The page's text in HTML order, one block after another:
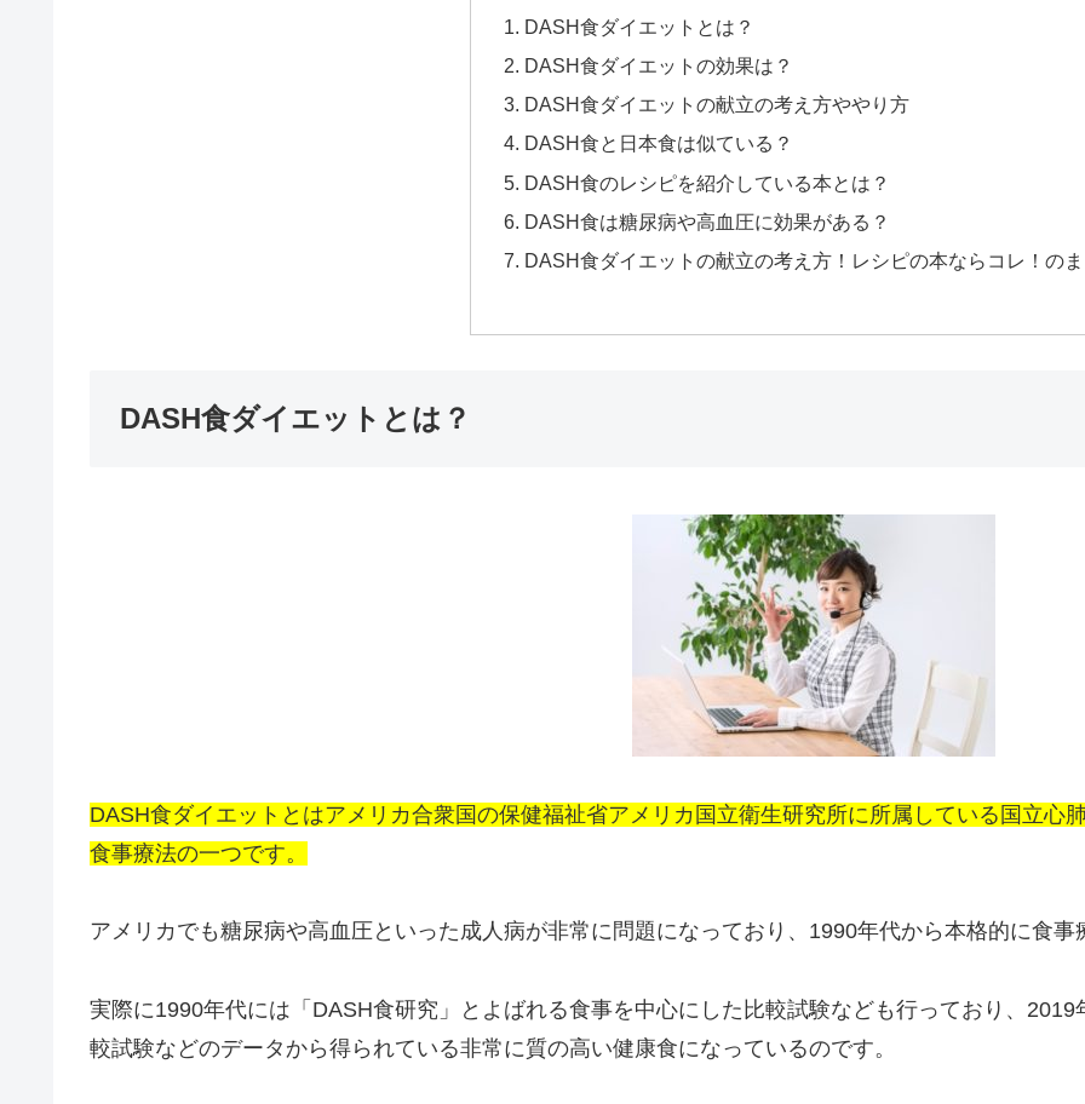
DASH食ダイエットとは？
DASH食ダイエットの効果は？
DASH食ダイエットの献立の考え方ややり方
DASH食と日本食は似ている？
DASH食のレシピを紹介している本とは？
DASH食は糖尿病や高血圧に効果がある？
DASH食ダイエットの献立の考え方！レシピの本ならコレ！の
DASH食ダイエットとは？
DASH食ダイエットとはアメリカ合衆国の保健福祉省アメリカ国立衛生研究所に所属している国立心
食事療法の一つです。
アメリカでも糖尿病や高血圧といった成人病が非常に問題になっており、1990年代から本格的に食
実際に1990年代には「DASH食研究」とよばれる食事を中心にした比較試験なども行っており、
較試験などのデータから得られている非常に質の高い健康食になっているのです。